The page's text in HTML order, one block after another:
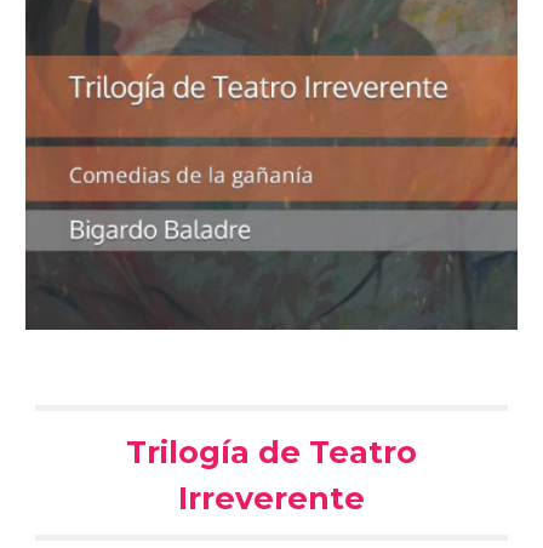
Trilogía de Teatro
Irreverente